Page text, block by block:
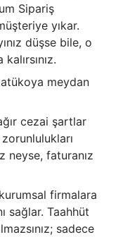
Sipariş
yıkar.
düşse bile, o
meydan
cezai şartlar
neyse, faturanız
firmalara
sağlar. Taahhüt
sadece